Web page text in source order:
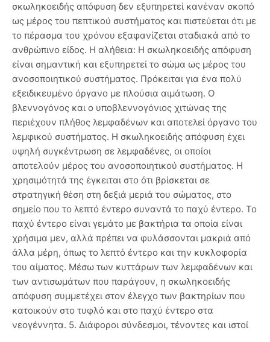
σκωληκοειδής απόφυση δεν εξυπηρετεί κανέναν σκοπό
ως μέρος του πεπτικού συστήματος και πιστεύεται ότι με
το πέρασμα του χρόνου εξαφανίζεται σταδιακά από το
ανθρώπινο είδος. Η αλήθεια: Η σκωληκοειδής απόφυση
είναι σημαντική και εξυπηρετεί το σώμα ως μέρος του
ανοσοποιητικού συστήματος. Πρόκειται για ένα πολύ
εξειδικευμένο όργανο με πλούσια αιμάτωση. Ο
βλεννογόνος και ο υποβλεννογόνιος χιτώνας της
περιέχουν πλήθος λεμφαδένων και αποτελεί όργανο του
λεμφικού συστήματος. Η σκωληκοειδής απόφυση έχει
υψηλή συγκέντρωση σε λεμφαδένες, οι οποίοι
αποτελούν μέρος του ανοσοποιητικού συστήματος. Η
χρησιμότητά της έγκειται στο ότι βρίσκεται σε
στρατηγική θέση στη δεξιά μεριά του σώματος, στο
σημείο που το λεπτό έντερο συναντά το παχύ έντερο. Το
παχύ έντερο είναι γεμάτο με βακτήρια τα οποία είναι
χρήσιμα μεν, αλλά πρέπει να φυλάσσονται μακριά από
άλλα μέρη, όπως το λεπτό έντερο και την κυκλοφορία
του αίματος. Μέσω των κυττάρων των λεμφαδένων και
των αντισωμάτων που παράγουν, η σκωληκοειδής
απόφυση συμμετέχει στον έλεγχο των βακτηρίων που
κατοικούν στο τυφλό και στο παχύ έντερο στα
νεογέννητα. 5. Διάφοροι σύνδεσμοι, τένοντες και ιστοί